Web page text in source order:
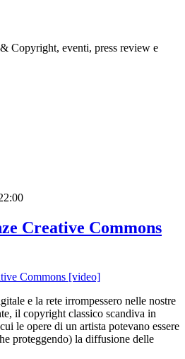
Copyright, eventi, press review e
Creative Commons
e la rete irrompessero nelle nostre
il copyright classico scandiva in
le opere di un artista potevano essere
proteggendo) la diffusione delle